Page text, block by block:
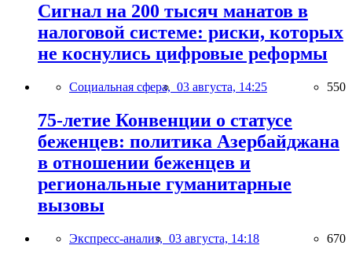
Сигнал на 200 тысяч манатов в
налоговой системе: риски, которых
не коснулись цифровые реформы
Социальная сфера, 03 августа, 14:25 550
75-летие Конвенции о статусе
беженцев: политика Азербайджана
в отношении беженцев и
региональные гуманитарные
вызовы
Экспресс-анализ, 03 августа, 14:18 670